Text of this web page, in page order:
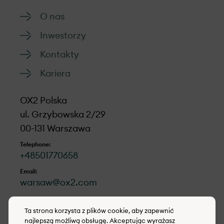
O nas
Inwestorzy
Kontakty
Kariera
OX2 Polska
ul. Grzybowska 2/29
00-131 Warszawa
Telephone:
+48501770658
Email:
warsaw@ox2.com
LinkedIn
Ta strona korzysta z plików cookie, aby zapewnić
najlepszą możliwą obsługę. Akceptując wyrażasz